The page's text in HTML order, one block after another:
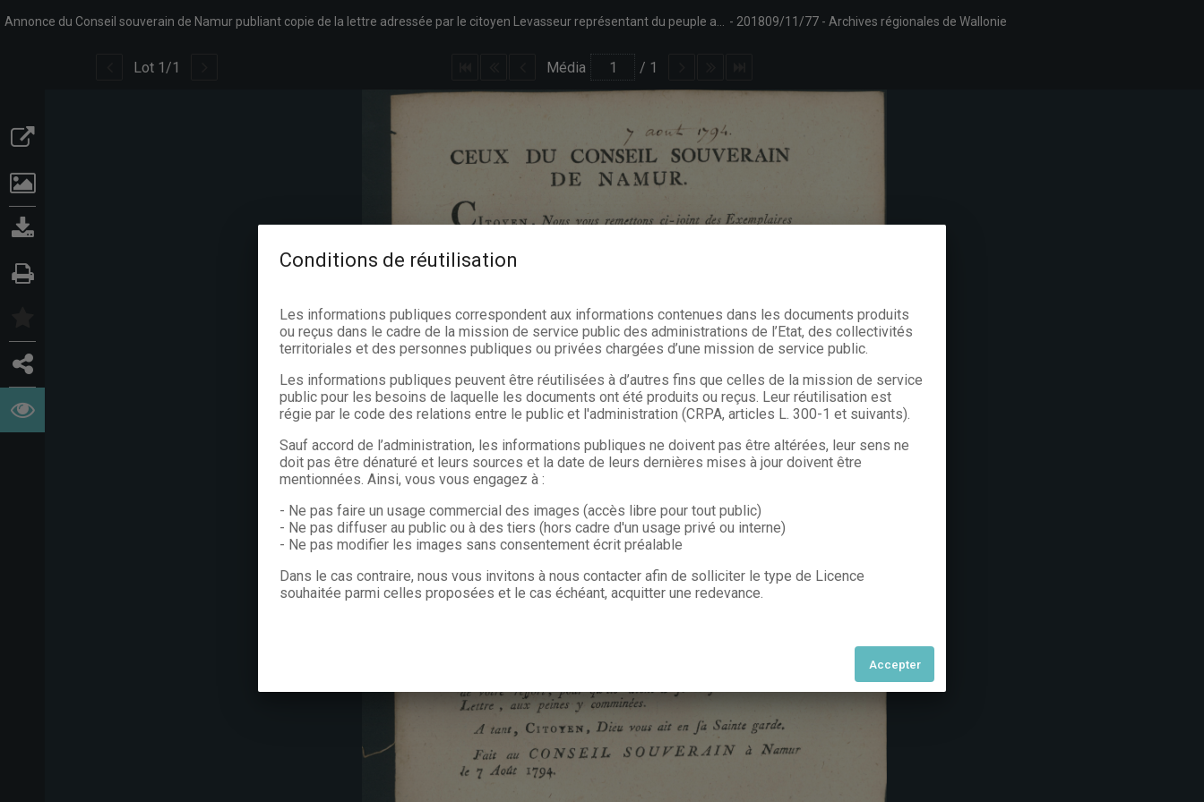
201809/11/77 Archives régionales de Wallonie
Lot 1 /1 Média / 1
Conditions de réutilisation
Les informations publiques correspondent aux informations contenues dans les documents produits
ou reçus dans le cadre de la mission de service public des administrations de l’Etat, des collectivités
territoriales et des personnes publiques ou privées chargées d’une mission de service public.
Les informations publiques peuvent être réutilisées à d’autres fins que celles de la mission de service
public pour les besoins de laquelle les documents ont été produits ou reçus. Leur réutilisation est
régie par le code des relations entre le public et l'administration (CRPA, articles L. 300-1 et suivants).
Sauf accord de l’administration, les informations publiques ne doivent pas être altérées, leur sens ne
doit pas être dénaturé et leurs sources et la date de leurs dernières mises à jour doivent être
mentionnées. Ainsi, vous vous engagez à :
- Ne pas faire un usage commercial des images (accès libre pour tout public)
- Ne pas diffuser au public ou à des tiers (hors cadre d'un usage privé ou interne)
- Ne pas modifier les images sans consentement écrit préalable
Dans le cas contraire, nous vous invitons à nous contacter afin de solliciter le type de Licence
souhaitée parmi celles proposées et le cas échéant, acquitter une redevance.